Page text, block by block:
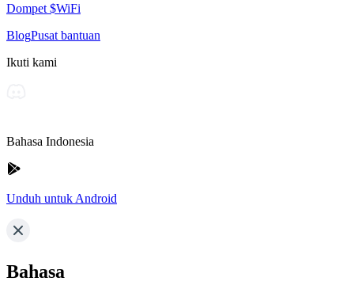
Dompet $WiFi
BlogPusat bantuan
Ikuti kami
Bahasa Indonesia
Unduh untuk Android
Bahasa